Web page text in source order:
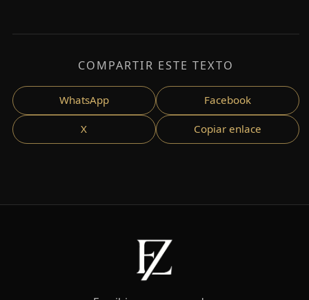
COMPARTIR ESTE TEXTO
WhatsApp Facebook
X Copiar enlace